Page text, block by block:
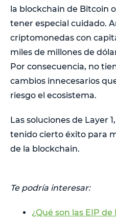
la blockchain de Bitcoin
tener especial cuidado.
criptomonedas con
miles de millones de
Por consecuencia, no
cambios innecesarios
riesgo el ecosistema.
Las soluciones de Layer
tenido cierto éxito para
de la blockchain.
Te podría interesar:
¿Qué son las EIP